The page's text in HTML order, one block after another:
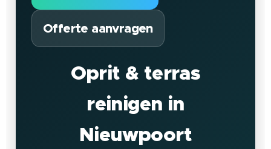
Offerte aanvragen
Oprit & terras
reinigen in
Nieuwpoort